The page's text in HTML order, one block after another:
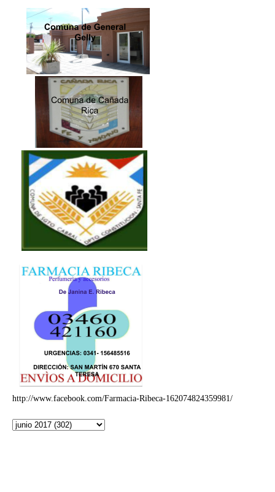
http://www.facebook.com/Farmacia-Ribeca-162074824359981/